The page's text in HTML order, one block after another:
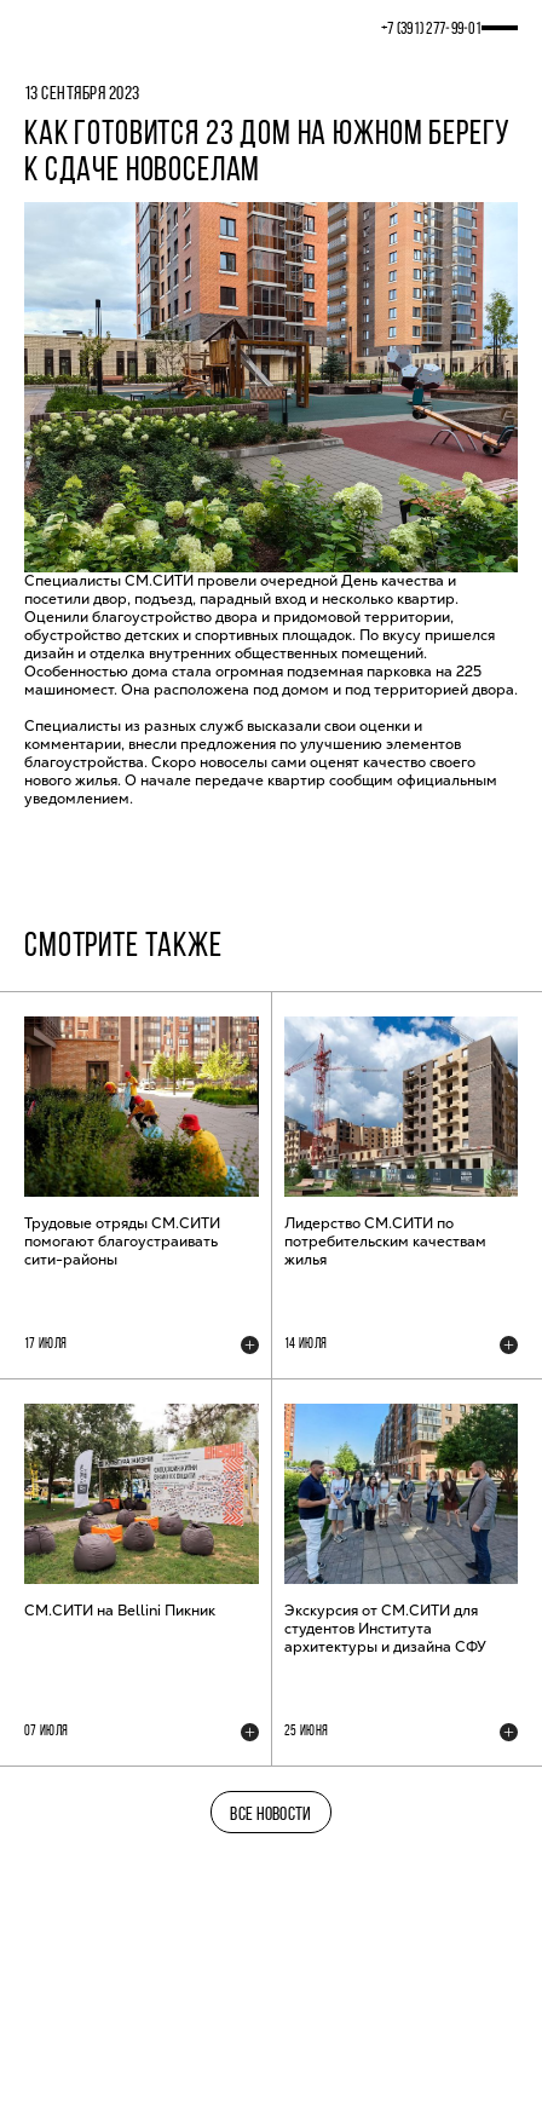
+7 (391) 277‒99‒01
13 СЕНТЯБРЯ 2023
КАК ГОТОВИТСЯ 23 ДОМ НА ЮЖНОМ БЕРЕГУ
К СДАЧЕ НОВОСЕЛАМ
Специалисты СМ.СИТИ провели очередной День качества и
посетили двор, подъезд, парадный вход и несколько квартир.
Оценили благоустройство двора и придомовой территории,
обустройство детских и спортивных площадок. По вкусу пришелся
дизайн и отделка внутренних общественных помещений.
Особенностью дома стала огромная подземная парковка на 225
машиномест. Она расположена под домом и под территорией двора.
Специалисты из разных служб высказали свои оценки и
комментарии, внесли предложения по улучшению элементов
благоустройства. Скоро новоселы сами оценят качество своего
нового жилья. О начале передаче квартир сообщим официальным
уведомлением.
СМОТРИТЕ ТАКЖЕ
Трудовые отряды СМ.СИТИ
помогают благоустраивать
сити-районы
17 ИЮЛЯ
Лидерство СМ.СИТИ по
потребительским качествам
жилья
14 ИЮЛЯ
СМ.СИТИ на Bellini Пикник
07 ИЮЛЯ
Экскурсия от СМ.СИТИ для
студентов Института
архитектуры и дизайна СФУ
25 ИЮНЯ
ВСЕ НОВОСТИ